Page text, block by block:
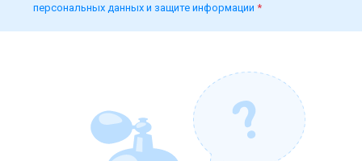
персональных данных и защите информации *